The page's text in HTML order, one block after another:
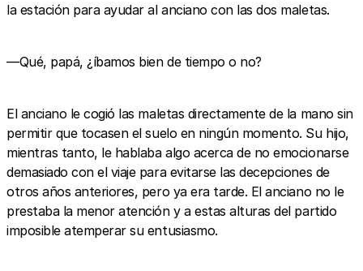
la estación para ayudar al anciano con las dos maletas.
—Qué, papá, ¿íbamos bien de tiempo o no?
El anciano le cogió las maletas directamente de la mano sin
permitir que tocasen el suelo en ningún momento. Su hijo,
mientras tanto, le hablaba algo acerca de no emocionarse
demasiado con el viaje para evitarse las decepciones de
otros años anteriores, pero ya era tarde. El anciano no le
prestaba la menor atención y a estas alturas del partido
imposible atemperar su entusiasmo.